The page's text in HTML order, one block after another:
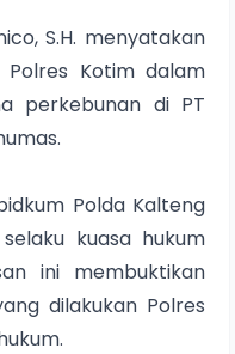
S.H. menyatakan
Polres Kotim dalam
perkebunan di PT
Polda Kalteng
kuasa hukum
ini membuktikan
dilakukan Polres